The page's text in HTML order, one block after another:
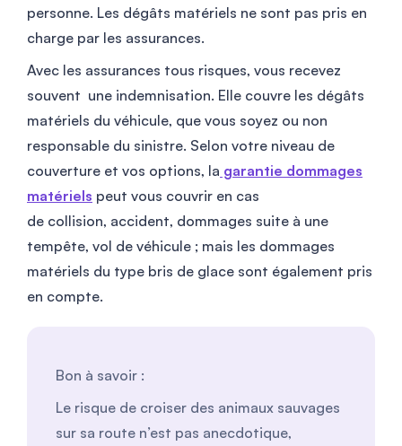
personne. Les dégâts matériels ne sont pas pris en
charge par les assurances.
Avec les assurances tous risques, vous recevez
souvent une indemnisation. Elle couvre les dégâts
matériels du véhicule, que vous soyez ou non
responsable du sinistre. Selon votre niveau de
couverture et vos options, la garantie dommages
matériels peut vous couvrir en cas
de collision, accident, dommages suite à une
tempête, vol de véhicule ; mais les dommages
matériels du type bris de glace sont également pris
en compte.
Bon à savoir :
Le risque de croiser des animaux sauvages
sur sa route n’est pas anecdotique,